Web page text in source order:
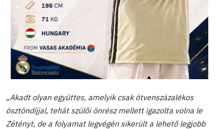
„Akadt olyan együttes, amelyik csak ötvenszázalékos
ösztöndíjjal, tehát szülői önrész mellett igazolta volna le
Zétényt, de a folyamat legvégén sikerült a lehető legjobb